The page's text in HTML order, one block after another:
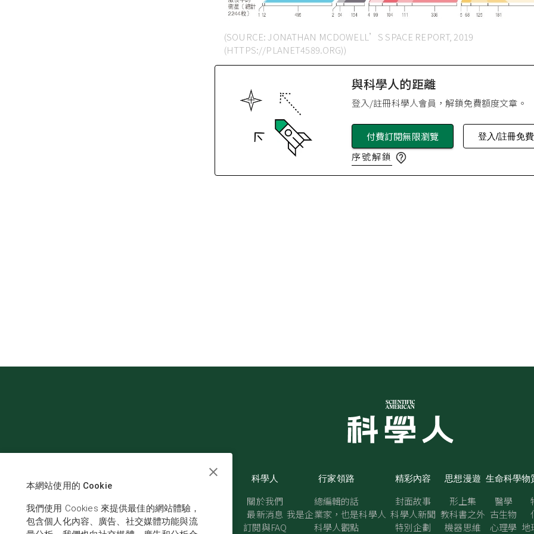
(SOURCE: JONATHAN MCDOWELL’S SPACE REPORT, 2019
(HTTPS://PLANET4589.ORG))
與科學人的距離
登入/註冊科學人會員，解鎖免費額度文章。
付費訂閱無限瀏覽 登入/註冊免
序號解鎖
科學人
關於我們
最新消息
訂閱與FAQ
行家領路
總編輯的話
我是企業家，也是科學人
科學人觀點
精彩內容
封面故事
科學人新聞
特別企劃
思想漫遊
形上集
教科書之外
機器思維
生命科學
醫學
古生物
心理學
物
地
本網站使用的 Cookie
我們使用 Cookies 來提供最佳的網站體驗，
包含個人化內容、廣告、社交媒體功能與流